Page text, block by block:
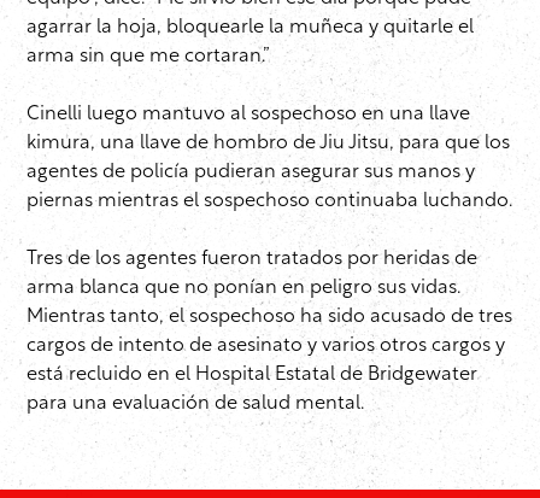
agarrar la hoja, bloquearle la muñeca y quitarle el
arma sin que me cortaran.”
Cinelli luego mantuvo al sospechoso en una llave
kimura, una llave de hombro de Jiu Jitsu, para que los
agentes de policía pudieran asegurar sus manos y
piernas mientras el sospechoso continuaba luchando.
Tres de los agentes fueron tratados por heridas de
arma blanca que no ponían en peligro sus vidas.
Mientras tanto, el sospechoso ha sido acusado de tres
cargos de intento de asesinato y varios otros cargos y
está recluido en el Hospital Estatal de Bridgewater
para una evaluación de salud mental.